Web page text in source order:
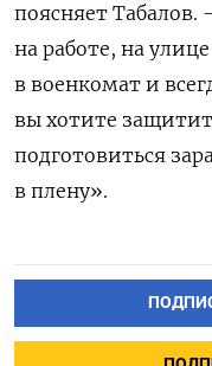
поясняет Табалов.
на работе, на
в военкомат и
вы хотите
подготовиться
в плену».